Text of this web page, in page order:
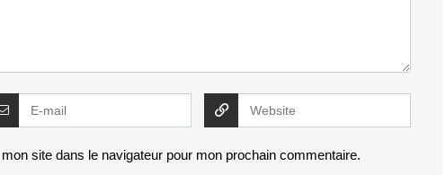
site dans le navigateur pour mon prochain commentaire.